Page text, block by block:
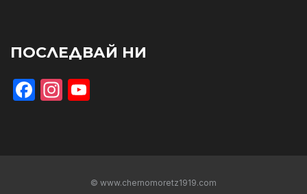
ПОСЛЕДВАЙ НИ
Facebook
Instagram
© www.chernomoretz1919.com